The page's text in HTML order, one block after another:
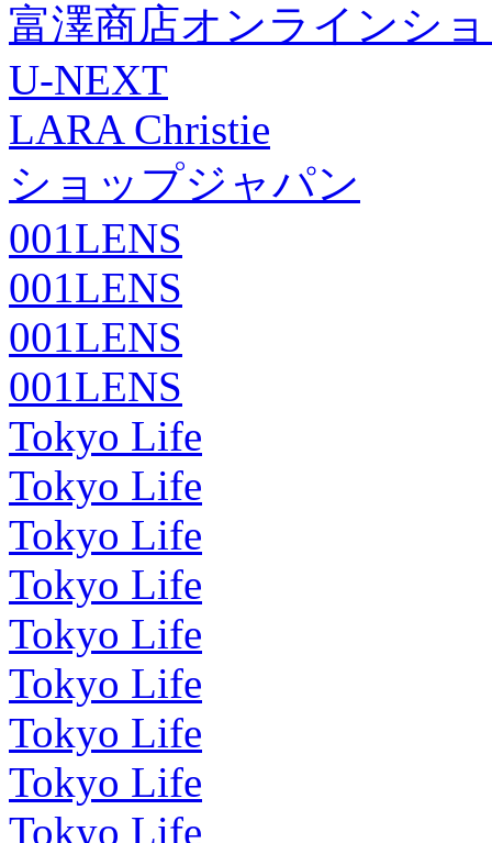
富澤商店オンラインシ
U-NEXT
LARA Christie
ショップジャパン
001LENS
001LENS
001LENS
001LENS
Tokyo Life
Tokyo Life
Tokyo Life
Tokyo Life
Tokyo Life
Tokyo Life
Tokyo Life
Tokyo Life
Tokyo Life